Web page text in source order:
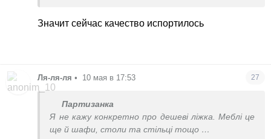
Значит сейчас качество испортилось
Ля-ля-ля • 10 мая в 17:53 27
Партизанка
Я не кажу конкретно про дешеві ліжка. Меблі це
ще й шафи, столи та стільці тощо